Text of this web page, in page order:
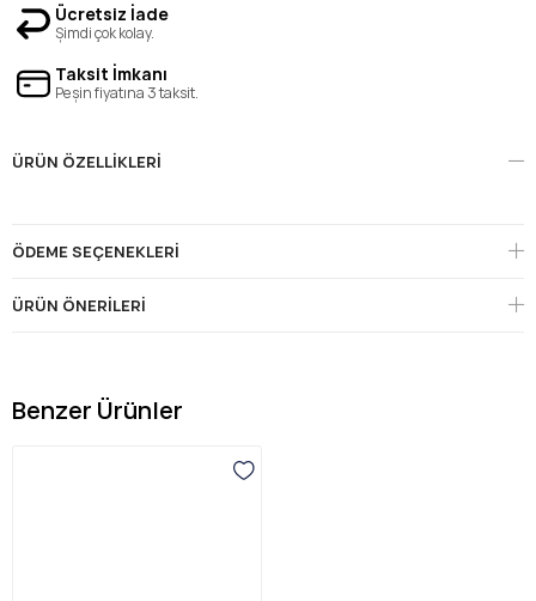
Ücretsiz İade
Şimdi çok kolay.
Taksit İmkanı
Peşin fiyatına 3 taksit.
ÜRÜN ÖZELLIKLERI
ÖDEME SEÇENEKLERI
ÜRÜN ÖNERILERI
Benzer Ürünler